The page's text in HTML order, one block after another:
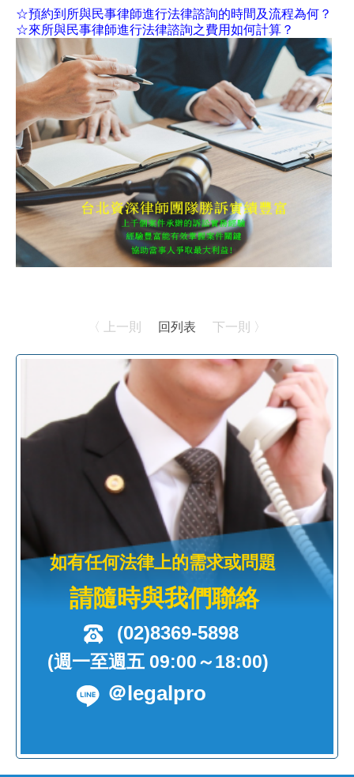
☆預約到所與民事律師進行法律諮詢的時間及流程為何？
☆來所與民事律師進行法律諮詢之費用如何計算？
〈 上一則 回列表 下一則 〉
如有任何法律上的需求或問題
請隨時與我們聯絡
(02)8369-5898
(週一至週五 09:00～18:00)
＠legalpro